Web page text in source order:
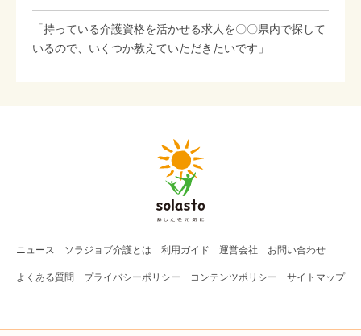
「持っている介護資格を活かせる求人を〇〇県内で探して
いるので、いくつか教えていただきたいです」
ニュース ソラジョブ介護とは 利用ガイド 運営会社 お問い合わせ
よくある質問 プライバシーポリシー コンテンツポリシー サイトマップ